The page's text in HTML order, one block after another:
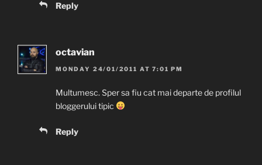
Reply
octavian
MONDAY 24/01/2011 AT 7:01 PM
Multumesc. Sper sa fiu cat mai departe de profilul
bloggerului tipic
Reply